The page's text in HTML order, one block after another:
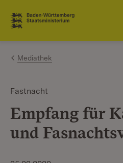
Zum Inhalt springen
Link zur Startseite
Mediathek
Fastnacht
Empfang für
und